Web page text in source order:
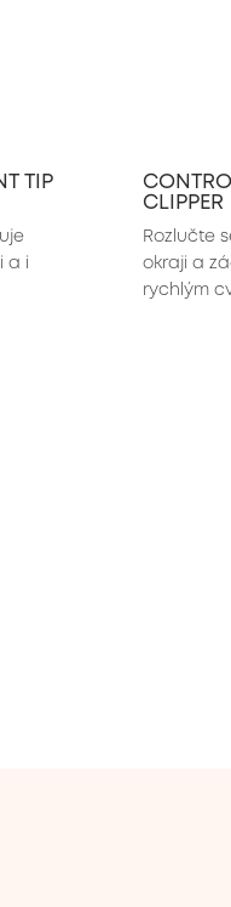
TIP
a i
CLIPPER
Rozlučte
okraji a
rychlým